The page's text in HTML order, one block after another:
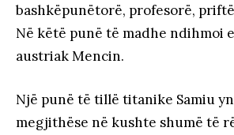
bashkëpunëtorë, profesorë,
Në këtë punë të madhe ndihmoi
austriak Mencin.
Një punë të tillë titanike Samiu
megjithëse në kushte shumë të